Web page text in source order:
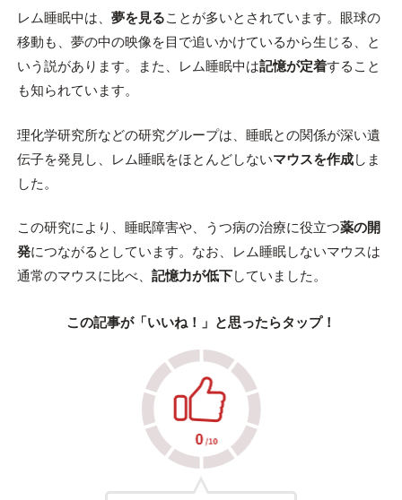
レム睡眠中は、 夢を見ることが多いとされています。眼球の
移動も、夢の中の映像を目で追いかけているから生じる、と
いう説があります。また、レム睡眠中は記憶が定着すること
も知られています。
理化学研究所などの研究グループは、睡眠との関係が深い遺
伝子を発見し、レム睡眠をほとんどしないマウスを作成しま
した。
この研究により、睡眠障害や、うつ病の治療に役立つ薬の開
発につながるとしています。なお、レム睡眠しないマウスは
通常のマウスに比べ、 記憶力が低下していました。
この記事が「いいね！」と思ったらタップ！